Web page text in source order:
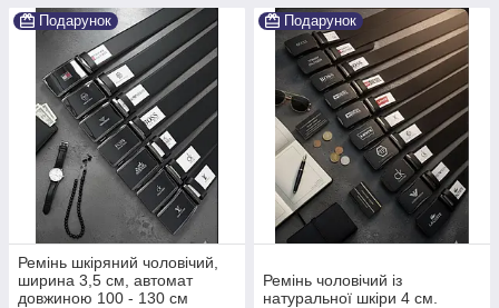
Подарунок
Ремінь шкіряний чоловічий,
ширина 3,5 см, автомат
довжиною 100 - 130 см
Подарунок
Ремінь чоловічий із
натуральної шкіри 4 см.